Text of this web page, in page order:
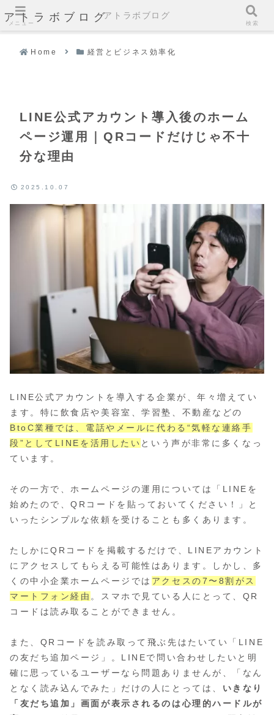
アトラボブログ
Home 経営とビジネス効率化
LINE公式アカウント導入後のホーム
ページ運用｜QRコードだけじゃ不十
分な理由
2025.10.07
LINE公式アカウントを導入する企業が、年々増えてい
ます。特に飲食店や美容室、学習塾、不動産などの
BtoC業種では、電話やメールに代わる“気軽な連絡手
段”としてLINEを活用したい という声が非常に多くなっ
ています。
その一方で、ホームページの運用については「LINEを
始めたので、QRコードを貼っておいてください！」と
いったシンプルな依頼を受けることも多くあります。
たしかにQRコードを掲載するだけで、LINEアカウント
にアクセスしてもらえる可能性はあります。しかし、多
くの中小企業ホームページでは アクセスの7〜8割がス
マートフォン経由 。スマホで見ている人にとって、QR
コードは読み取ることができません。
また、QRコードを読み取って飛ぶ先はたいてい「LINE
の友だち追加ページ」。LINEで問い合わせしたいと明
確に思っているユーザーなら問題ありませんが、「なん
となく読み込んでみた」だけの人にとっては、 いきなり
「友だち追加」画面が表示されるのは心理的ハードルが
メニュー
アトラボブログ
検索